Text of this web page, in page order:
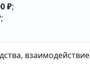
₽;
;
взаимодействие